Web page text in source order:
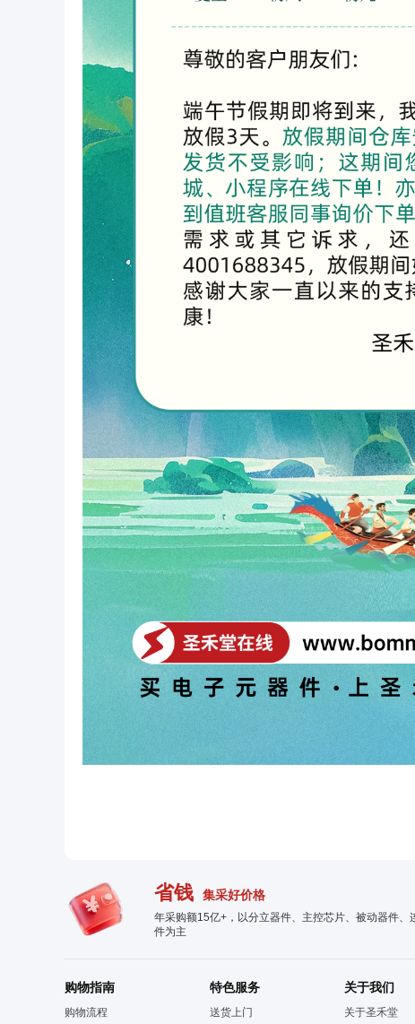
省钱 集采好价格
年采购额15亿+，以分立器件、主控芯片、被动器件、
件为主
购物指南
购物流程
特色服务
送货上门
关于我们
关于圣禾堂